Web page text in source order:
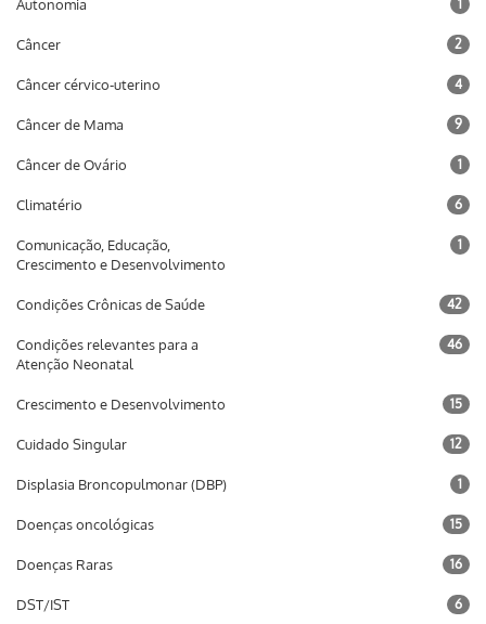
Autonomia 1
Câncer 2
Câncer cérvico-uterino 4
Câncer de Mama 9
Câncer de Ovário 1
Climatério 6
Comunicação, Educação,
Crescimento e Desenvolvimento
1
Condições Crônicas de Saúde 42
Condições relevantes para a
Atenção Neonatal
46
Crescimento e Desenvolvimento 15
Cuidado Singular 12
Displasia Broncopulmonar (DBP) 1
Doenças oncológicas 15
Doenças Raras 16
DST/IST 6